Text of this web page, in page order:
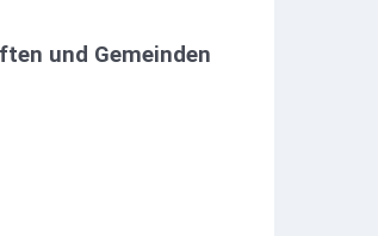
und Gemeinden